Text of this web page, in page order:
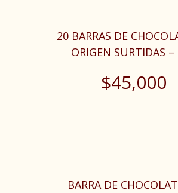
20 BARRAS DE
ORIGEN SURTIDAS –
$45,000
BARRA DE